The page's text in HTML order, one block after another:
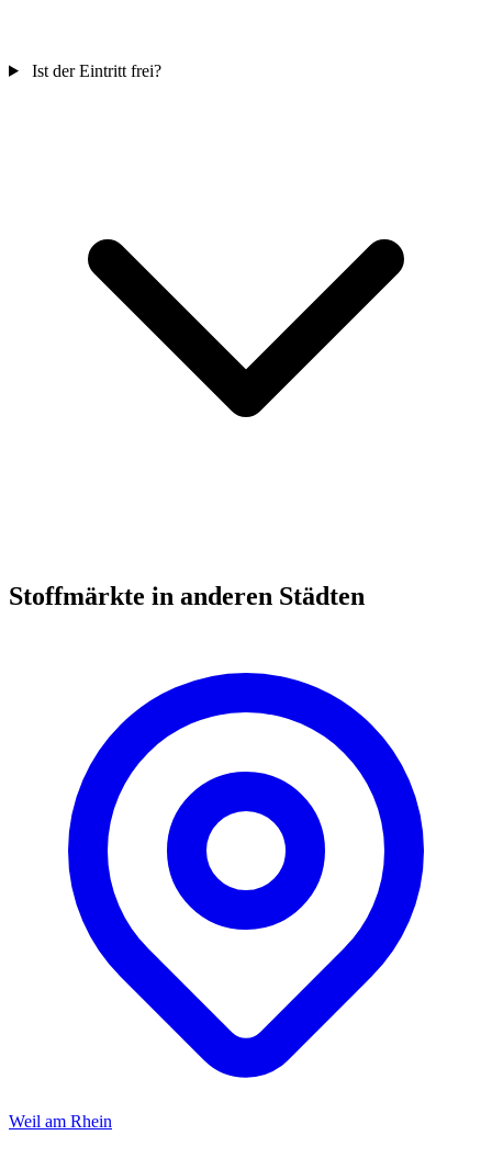
Ist der Eintritt frei?
Stoffmärkte in anderen Städten
Weil am Rhein